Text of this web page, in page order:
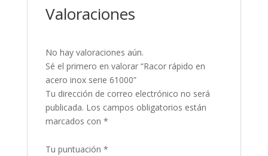
Valoraciones
No hay valoraciones aún.
Sé el primero en valorar “Racor rápido en
acero inox serie 61000”
Tu dirección de correo electrónico no será
publicada. Los campos obligatorios están
marcados con *
Tu puntuación *